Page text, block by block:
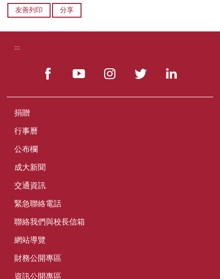
友善列印 分享
:::
捐贈
行事曆
公布欄
成大新聞
交通資訊
緊急聯絡電話
聯絡我們與校長信箱
網站導覽
財務公開專區
資訊公開專區